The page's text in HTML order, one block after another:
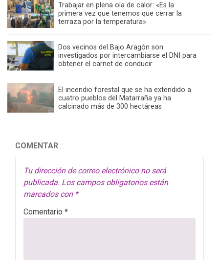
Trabajar en plena ola de calor: «Es la
primera vez que tenemos que cerrar la
terraza por la temperatura»
Dos vecinos del Bajo Aragón son
investigados por intercambiarse el DNI para
obtener el carnet de conducir
El incendio forestal que se ha extendido a
cuatro pueblos del Matarraña ya ha
calcinado más de 300 hectáreas
COMENTAR
Tu dirección de correo electrónico no será
publicada. Los campos obligatorios están
marcados con *
Comentario *